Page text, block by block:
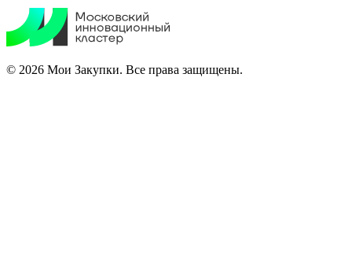
© 2026 Мои Закупки. Все права защищены.